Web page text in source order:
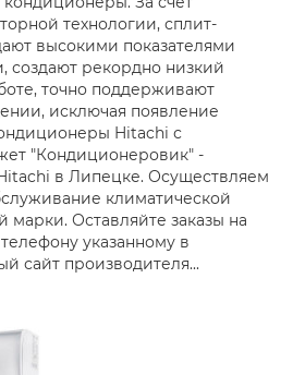
технологии, сплит-
высокими показателями
создают рекордно низкий
точно поддерживают
исключая появление
Hitachi с
"Кондиционеровик" -
в Липецке. Осуществляем
климатической
марки. Оставляйте заказы на
указанному в
сайт производителя...